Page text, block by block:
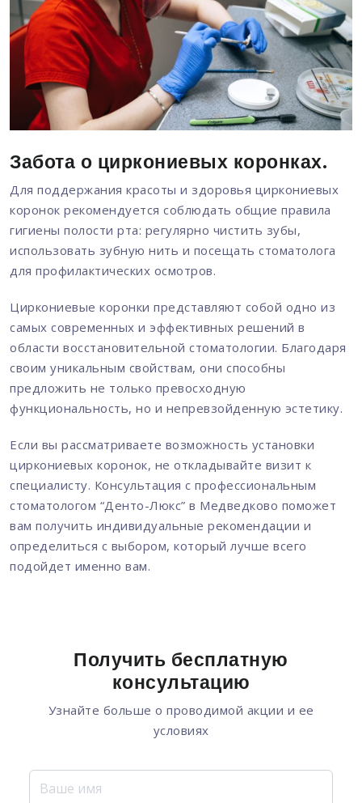
Забота о циркониевых коронках.
Для поддержания красоты и здоровья циркониевых
коронок рекомендуется соблюдать общие правила
гигиены полости рта: регулярно чистить зубы,
использовать зубную нить и посещать стоматолога
для профилактических осмотров.
Циркониевые коронки представляют собой одно из
самых современных и эффективных решений в
области восстановительной стоматологии. Благодаря
своим уникальным свойствам, они способны
предложить не только превосходную
функциональность, но и непревзойденную эстетику.
Если вы рассматриваете возможность установки
циркониевых коронок, не откладывайте визит к
специалисту. Консультация с профессиональным
стоматологом “Денто-Люкс” в Медведково поможет
вам получить индивидуальные рекомендации и
определиться с выбором, который лучше всего
подойдет именно вам.
Получить бесплатную
консультацию
Узнайте больше о проводимой акции и ее
условиях